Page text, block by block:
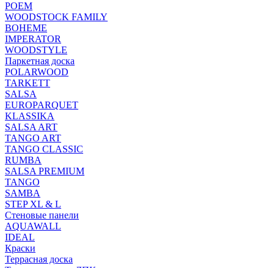
POEM
WOODSTOCK FAMILY
BOHEME
IMPERATOR
WOODSTYLE
Паркетная доска
POLARWOOD
TARKETT
SALSA
EUROPARQUET
KLASSIKA
SALSA ART
TANGO ART
TANGO CLASSIC
RUMBA
SALSA PREMIUM
TANGO
SAMBA
STEP XL & L
Стеновые панели
AQUAWALL
IDEAL
Краски
Террасная доска